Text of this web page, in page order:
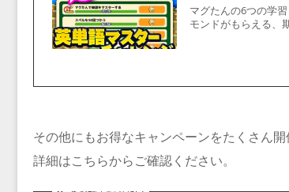
マグたんの6つの学
モンドがもらえる、
その他にもお得なキャンペーンをたくさん
詳細はこちらからご確認ください。